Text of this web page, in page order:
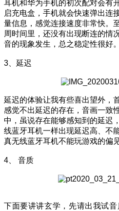
耳机和华为手机的初次配对会有
启充电盒，手机就会快速弹出连
量信息，感觉连接速度非常快。
周时间里，还没有出现断连的情
音的现象发生，总之稳定性很好。
3、延迟
延迟的体验让我有些喜出望外，
感觉不出延迟的存在，音画一致
中，虽说存在能够感知到的延迟
线蓝牙耳机一样出现延迟高、不
真无线蓝牙耳机不能玩游戏的偏见
4、 音质
下面要讲讲玄学，先请出我试